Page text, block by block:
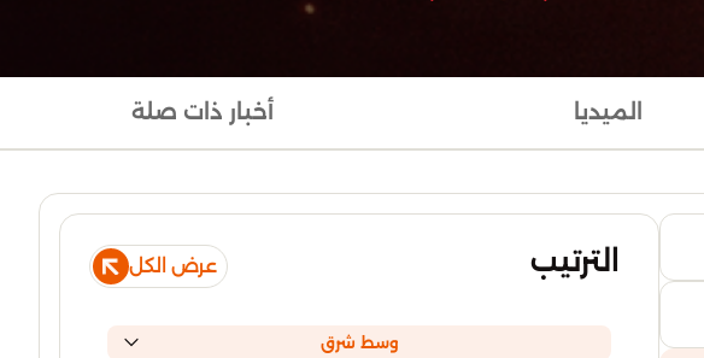
الميديا أخبار ذات صلة
الترتيب عرض الكل
وسط شرق